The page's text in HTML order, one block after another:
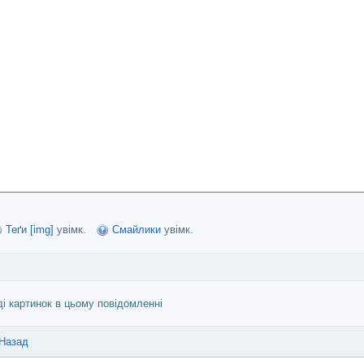
Теґи [img] увімк. Смайлики увімк.
картинок в цьому повідомленні